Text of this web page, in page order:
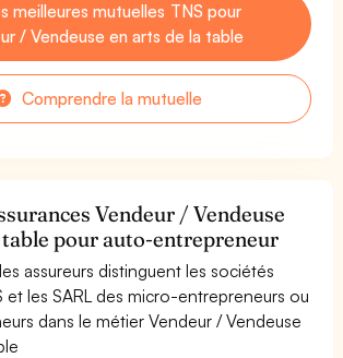
meilleures mutuelles TNS pour
/ Vendeuse en arts de la table
Comprendre la mutuelle
Vendeur / Vendeuse
table pour auto-entrepreneur
assureurs distinguent les sociétés
et les SARL des micro-entrepreneurs ou
dans le métier Vendeur / Vendeuse